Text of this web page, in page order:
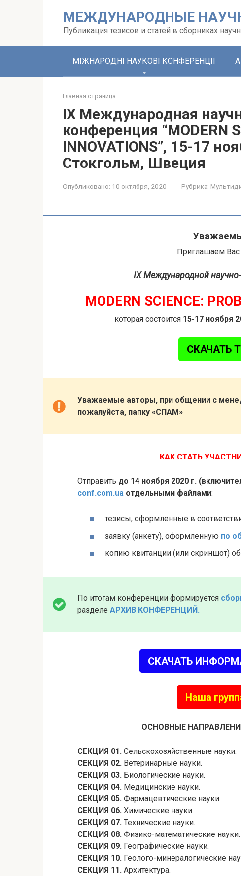
МЕЖДУНАРОДНЫЕ
Публикация тезисов и статей в сборниках
МІЖНАРОДНІ НАУКОВІ КОНФЕРЕНЦІЇ
Главная страница
IX Международная
конференция “MODERN
INNOVATIONS”, 15-17
Стокгольм, Швеция
Опубликовано: 10 октября, 2020 Рубрика:
Приглашаем Вас
IX Международной
MODERN SCIENCE:
которая состоится 15-17 ноября
СКАЧАТЬ
Уважаемые авторы, при общении с
пожалуйста, папку «СПАМ»
КАК СТАТЬ
Отправить до 14 ноября 2020 г.
conf.com.ua отдельными файлами:
тезисы, оформленные в
заявку (анкету), оформленную по
копию квитанции (или скриншот) об
По итогам конференции формируется
разделе АРХИВ КОНФЕРЕНЦИЙ.
СКАЧАТЬ
Наша
ОСНОВНЫЕ
СЕКЦИЯ 01. Сельскохозяйственные науки.
СЕКЦИЯ 02. Ветеринарные науки.
СЕКЦИЯ 03. Биологические науки.
СЕКЦИЯ 04. Медицинские науки.
СЕКЦИЯ 05. Фармацевтические науки.
СЕКЦИЯ 06. Химические науки.
СЕКЦИЯ 07. Технические науки.
СЕКЦИЯ 08. Физико-математические науки.
СЕКЦИЯ 09. Географические науки.
СЕКЦИЯ 10. Геолого-минералогические
СЕКЦИЯ 11. Архитектура.